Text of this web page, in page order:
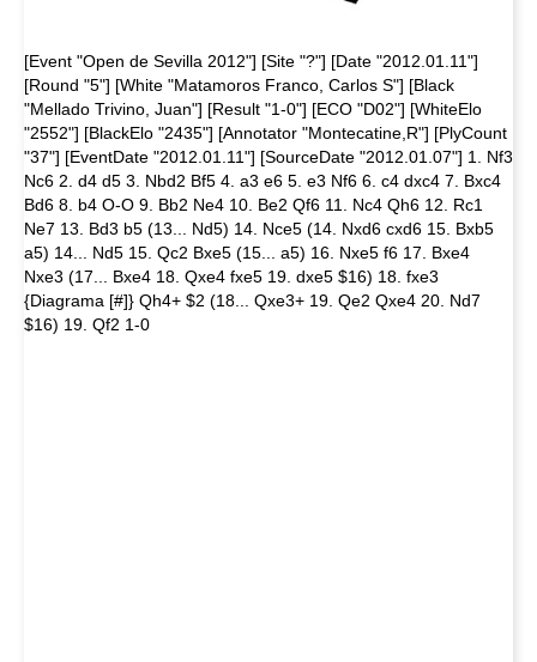
[Event "Open de Sevilla 2012"] [Site "?"] [Date "2012.01.11"]
[Round "5"] [White "Matamoros Franco, Carlos S"] [Black
"Mellado Trivino, Juan"] [Result "1-0"] [ECO "D02"] [WhiteElo
"2552"] [BlackElo "2435"] [Annotator "Montecatine,R"] [PlyCount
"37"] [EventDate "2012.01.11"] [SourceDate "2012.01.07"] 1. Nf3
Nc6 2. d4 d5 3. Nbd2 Bf5 4. a3 e6 5. e3 Nf6 6. c4 dxc4 7. Bxc4
Bd6 8. b4 O-O 9. Bb2 Ne4 10. Be2 Qf6 11. Nc4 Qh6 12. Rc1
Ne7 13. Bd3 b5 (13... Nd5) 14. Nce5 (14. Nxd6 cxd6 15. Bxb5
a5) 14... Nd5 15. Qc2 Bxe5 (15... a5) 16. Nxe5 f6 17. Bxe4
Nxe3 (17... Bxe4 18. Qxe4 fxe5 19. dxe5 $16) 18. fxe3
{Diagrama [#]} Qh4+ $2 (18... Qxe3+ 19. Qe2 Qxe4 20. Nd7
$16) 19. Qf2 1-0